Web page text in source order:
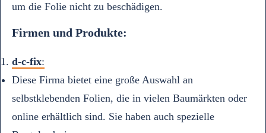
um die Folie nicht zu beschädigen.
Firmen und Produkte:
d-c-fix:
Diese Firma bietet eine große Auswahl an
selbstklebenden Folien, die in vielen Baumärkten oder
online erhältlich sind. Sie haben auch spezielle